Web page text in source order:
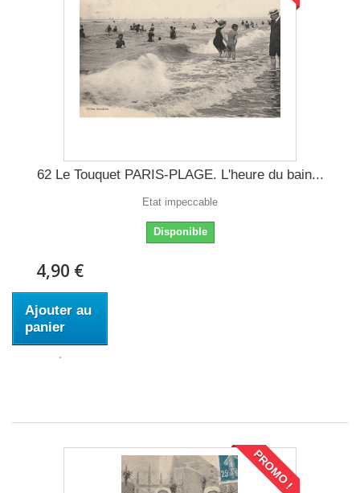
62 Le Touquet PARIS-PLAGE. L'heure du bain...
Etat impeccable
Disponible
4,90 €
Ajouter au
panier
PROMO !